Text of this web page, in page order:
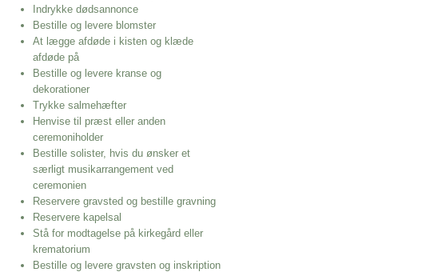
Indrykke dødsannonce
Bestille og levere blomster
At lægge afdøde i kisten og klæde
afdøde på
Bestille og levere kranse og
dekorationer
Trykke salmehæfter
Henvise til præst eller anden
ceremoniholder
Bestille solister, hvis du ønsker et
særligt musikarrangement ved
ceremonien
Reservere gravsted og bestille gravning
Reservere kapelsal
Stå for modtagelse på kirkegård eller
krematorium
Bestille og levere gravsten og inskription